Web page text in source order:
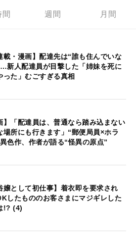
間 週間 月間
載・漫画】配達先は“誰も住んでいな
新人配達員が目撃した「姉妹を死に
った」むごすぎる真相
】「配達員は、普通なら踏み込まない
場所にも行きます」“郵便局員×ホラ
色作、作者が語る“怪異の原点”
嬢として初仕事】着衣即を要求され
したもののお客さまにマジギレした
!? (4)